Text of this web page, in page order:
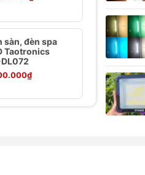
hợp với mọi
màu yêu thích.
và mỏi mắt.
dụng.
sàn, đèn spa
Taotronics
- 34%